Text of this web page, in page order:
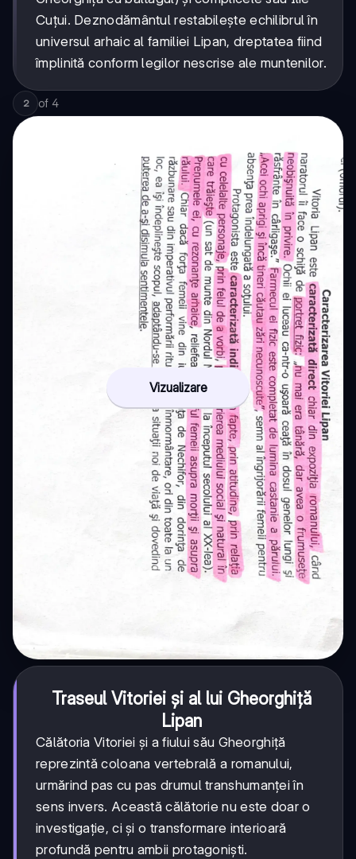
Cuțui. Deznodământul restabilește echilibrul în
universul arhaic al familiei Lipan, dreptatea fiind
împlinită conform legilor nescrise ale muntenilor.
2 of 4
Vizualizare
Traseul Vitoriei și al lui Gheorghiță
Lipan
Călătoria Vitoriei și a fiului său Gheorghiță
reprezintă coloana vertebrală a romanului,
urmărind pas cu pas drumul transhumanței în
sens invers. Această călătorie nu este doar o
investigație, ci și o transformare interioară
profundă pentru ambii protagoniști.